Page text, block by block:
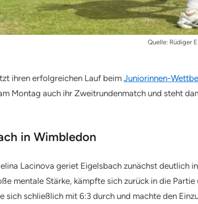
Quelle: Rüdiger
ihren erfolgreichen Lauf beim Juniorinnen-
Montag auch ihr Zweitrundenmatch und steht
in Wimbledon
Lacinova geriet Eigelsbach zunächst deutlich
mentale Stärke, kämpfte sich zurück in die
sich schließlich mit 6:3 durch und machte den